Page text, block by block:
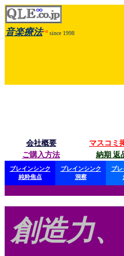
音楽療法+α since 1998
会社概要 マスコミ
ご購入方法
納期 返
ブレインシンク
純粋焦点
ブレインシンク
洞察
ブ
創造力